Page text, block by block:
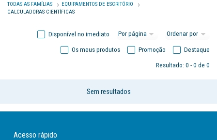
TODAS AS FAMÍLIAS
EQUIPAMENTOS DE ESCRITÓRIO
CALCULADORAS CIENTÍFICAS
Disponível no imediato
Destaque
Promoção
Os meus produtos
Resultado: 0 - 0 de 0
Sem resultados
Acesso rápido